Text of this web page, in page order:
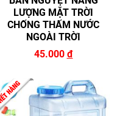
LƯỢNG MẶT TRỜI
CHỐNG THẤM NƯỚC
NGOÀI TRỜI
45.000 đ